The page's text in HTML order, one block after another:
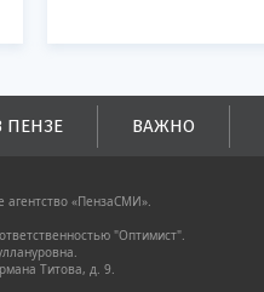
ПЕНЗЕ ВАЖНО
«ПензаСМИ».
"Оптимист".
Титова, д. 9.